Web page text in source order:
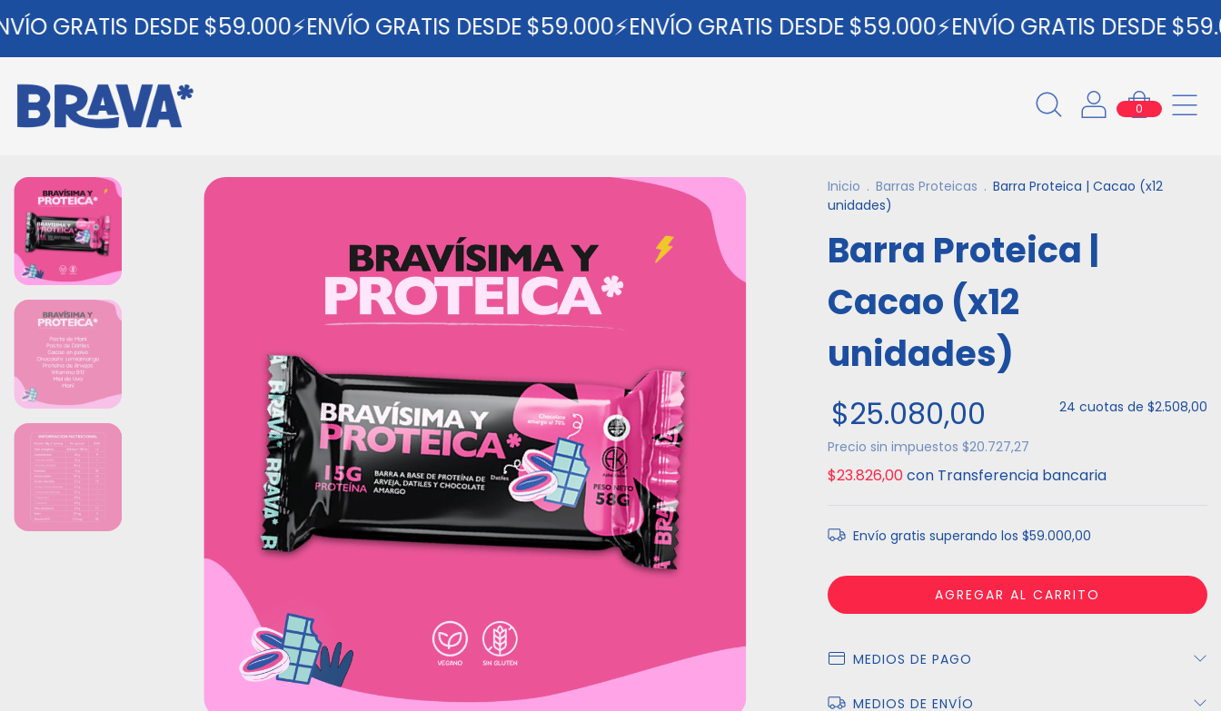
GRATIS DESDE $59.000⚡ENVÍO GRATIS DESDE $59.000⚡ENVÍO GRATIS DESDE $59.000⚡ENVÍO GRATIS DESDE
0
Inicio . Barras Proteicas . Barra Proteica | Cacao (x12
unidades)
Barra Proteica |
Cacao (x12
unidades)
$25.080,00 24 cuotas de $2.508,00
Precio sin impuestos $20.727,27
$23.826,00con Transferencia bancaria
Envío gratis superando los $59.000,00
MEDIOS DE PAGO
MEDIOS DE ENVÍO